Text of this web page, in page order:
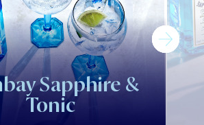
Sapphire &
Tonic